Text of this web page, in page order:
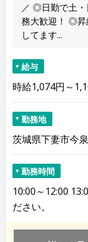
／ ◎日勤で土・
務大歓迎！ ◎昇
してます...
給与
時給1,074円～
勤務地
茨城県下妻市今
勤務時間
10:00～12:00
ださい。